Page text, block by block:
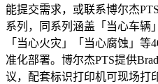
能提交需求，或联系博尔杰
系列，同系列涵盖「当心车辆
「当心火灾」「当心腐蚀」
准化部署。博尔杰PTS提供
议，配套标识打印机可现场打